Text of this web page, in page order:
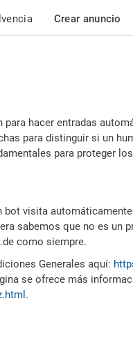
Crear anuncio
hacer entradas
para distinguir si un
para proteger
bot visita
sabemos que no es un
como siempre.
Generales aquí:
se ofrece más
.